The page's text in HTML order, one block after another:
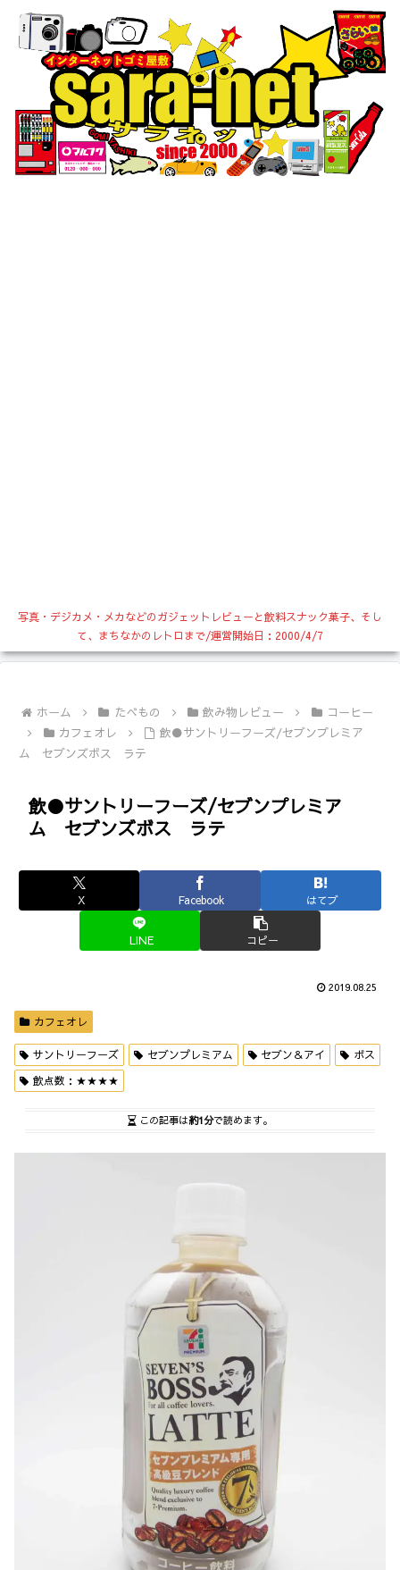
写真・デジカメ・メカなどのガジェットレビューと飲料スナック菓子、そし
て、まちなかのレトロまで/運営開始日：2000/4/7
ホーム たべもの 飲み物レビュー
コーヒー
カフェオレ
飲●サントリーフーズ/セブンプレミア
ム セブンズボス ラテ
飲●サントリーフーズ/セブンプレミア
ム セブンズボス ラテ
X Facebook はてブ
LINE コピー
2019.08.25
カフェオレ
サントリーフーズ セブンプレミアム セブン＆アイ
ボス
飲点数：★★★★
この記事は約1分で読めます。